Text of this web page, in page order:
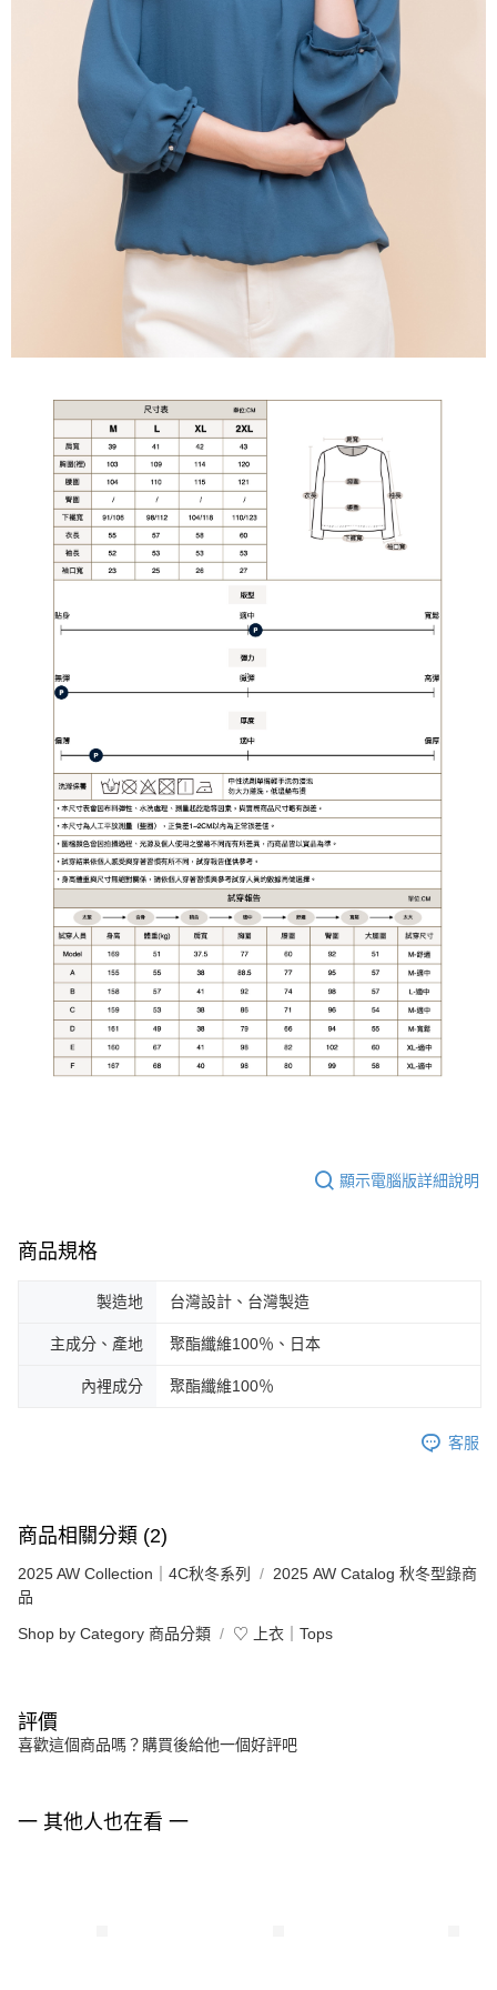
顯示電腦版詳細說明
商品規格
製造地 台灣設計、台灣製造
主成分、產地 聚酯纖維100％、日本
內裡成分 聚酯纖維100％
客服
商品相關分類 (2)
2025 AW Collection｜4C秋冬系列
2025 AW Catalog 秋冬型錄商
品
Shop by Category 商品分類 ♡ 上衣｜Tops
評價
喜歡這個商品嗎？購買後給他一個好評吧
一 其他人也在看 一